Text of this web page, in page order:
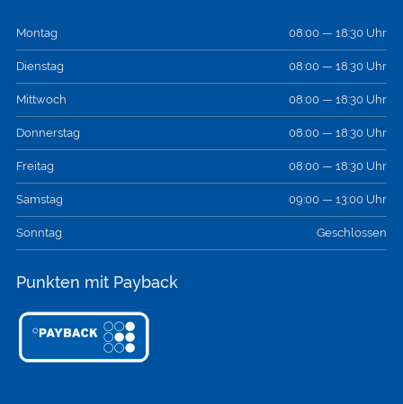
Montag 08:00 — 18:30 Uhr
Dienstag 08:00 — 18:30 Uhr
Mittwoch 08:00 — 18:30 Uhr
Donnerstag 08:00 — 18:30 Uhr
Freitag 08:00 — 18:30 Uhr
Samstag 09:00 — 13:00 Uhr
Sonntag Geschlossen
Punkten mit Payback